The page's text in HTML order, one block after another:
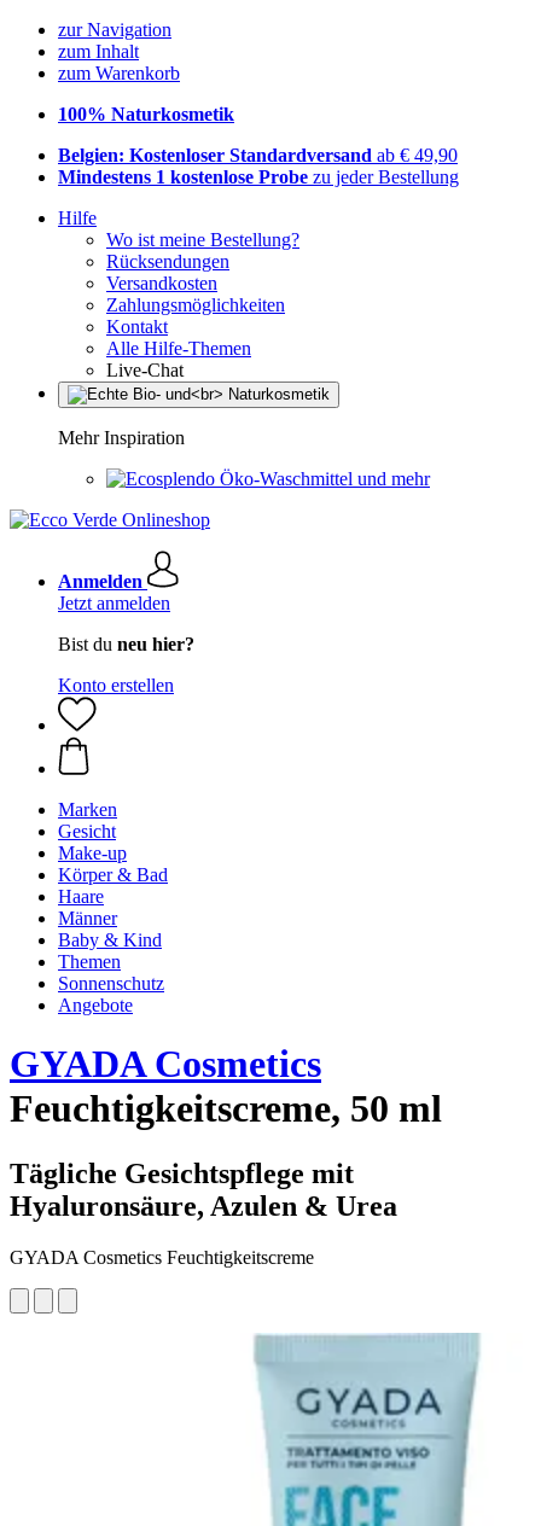
zur Navigation
zum Inhalt
zum Warenkorb
100% Naturkosmetik
Belgien: Kostenloser Standardversand ab € 49,90
Mindestens 1 kostenlose Probe zu jeder Bestellung
Hilfe
Wo ist meine Bestellung?
Rücksendungen
Versandkosten
Zahlungsmöglichkeiten
Kontakt
Alle Hilfe-Themen
Live-Chat
Mehr Inspiration
Öko-Waschmittel und mehr
Anmelden
Jetzt anmelden
Bist du neu hier?
Konto erstellen
Marken
Gesicht
Make-up
Körper & Bad
Haare
Männer
Baby & Kind
Themen
Sonnenschutz
Angebote
GYADA Cosmetics
Feuchtigkeitscreme, 50 ml
Tägliche Gesichtspflege mit
Hyaluronsäure, Azulen & Urea
GYADA Cosmetics Feuchtigkeitscreme